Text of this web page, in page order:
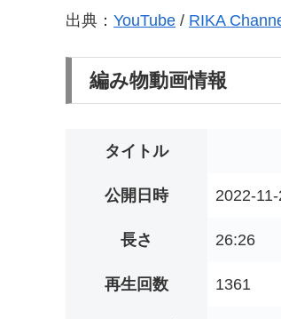
出典： YouTube / RIKA
編み物動画情報
タイトル
公開日時 2022-
長さ 26:26
再生回数 1361